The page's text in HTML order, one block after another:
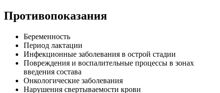
Противопоказания
Беременность
Период лактации
Инфекционные заболевания в острой стадии
Повреждения и воспалительные процессы в зонах
введения состава
Онкологические заболевания
Нарушения свертываемости крови